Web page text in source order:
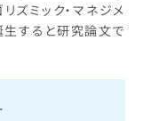
ズミック・マネジメ
生すると研究論文で